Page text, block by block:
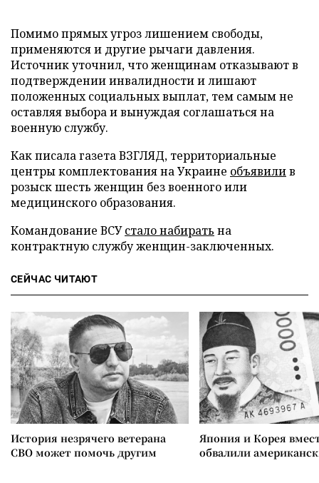
Помимо прямых угроз лишением свободы,
применяются и другие рычаги давления.
Источник уточнил, что женщинам отказывают в
подтверждении инвалидности и лишают
положенных социальных выплат, тем самым не
оставляя выбора и вынуждая соглашаться на
военную службу.
Как писала газета ВЗГЛЯД, территориальные
центры комплектования на Украине объявилив
розыск шесть женщин без военного или
медицинского образования.
Командование ВСУстало набирать на
контрактную службу женщин-заключенных.
СЕЙЧАС ЧИТАЮТ
История незрячего ветерана
СВО может помочь другим
Япония и Корея
обвалили